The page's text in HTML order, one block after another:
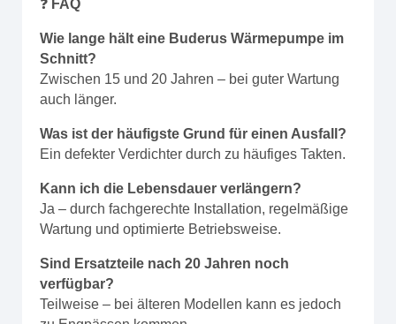
❓ FAQ
Wie lange hält eine Buderus Wärmepumpe im
Schnitt?
Zwischen 15 und 20 Jahren – bei guter Wartung
auch länger.
Was ist der häufigste Grund für einen Ausfall?
Ein defekter Verdichter durch zu häufiges Takten.
Kann ich die Lebensdauer verlängern?
Ja – durch fachgerechte Installation, regelmäßige
Wartung und optimierte Betriebsweise.
Sind Ersatzteile nach 20 Jahren noch
verfügbar?
Teilweise – bei älteren Modellen kann es jedoch